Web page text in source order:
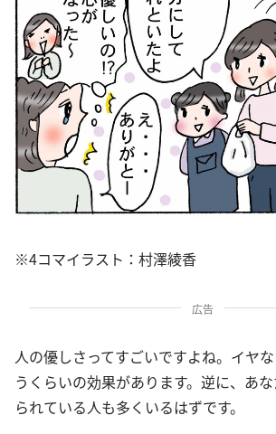
※4コマイラスト：村澤綾香
広告
人の優しさってすごいですよね。イヤ
うくらいの効果があります。逆に、あ
られている人も多くいるはずです。